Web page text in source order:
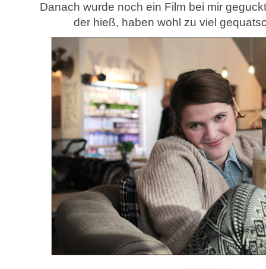
Danach wurde noch ein Film bei mir
der hieß, haben wohl zu viel